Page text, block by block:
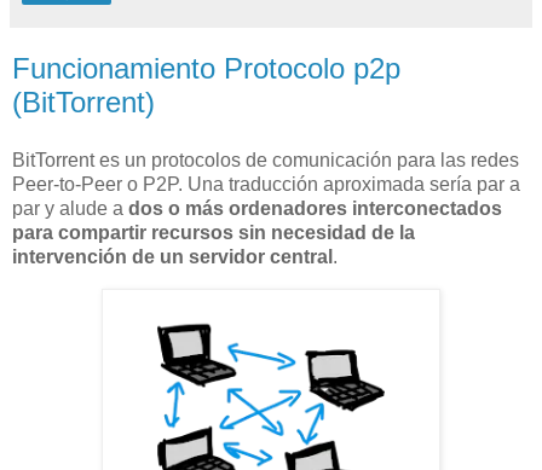
Funcionamiento Protocolo p2p
(BitTorrent)
BitTorrent es un protocolos de comunicación para las redes
Peer-to-Peer o P2P. Una traducción aproximada sería par a
par y alude a dos o más ordenadores interconectados
para compartir recursos sin necesidad de la
intervención de un servidor central .